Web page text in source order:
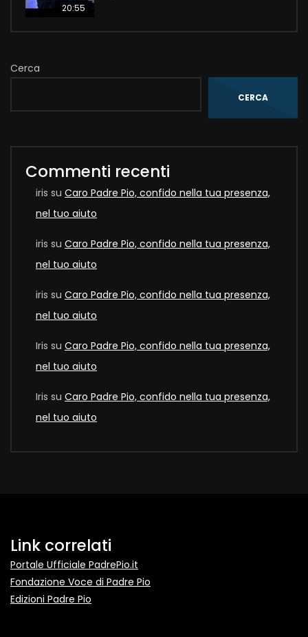
20:55
Cerca
CERCA
Commenti recenti
iris su Caro Padre Pio, confido nella tua presenza,
nel tuo aiuto
iris su Caro Padre Pio, confido nella tua presenza,
nel tuo aiuto
iris su Caro Padre Pio, confido nella tua presenza,
nel tuo aiuto
Iris su Caro Padre Pio, confido nella tua presenza,
nel tuo aiuto
Iris su Caro Padre Pio, confido nella tua presenza,
nel tuo aiuto
Link correlati
Portale Ufficiale PadrePio.it
Fondazione Voce di Padre Pio
Edizioni Padre Pio